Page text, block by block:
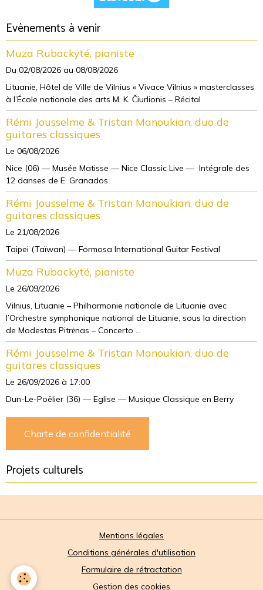
Evènements à venir
Muza Rubackyté, pianiste
Du 02/08/2026 au 08/08/2026
Lituanie, Hôtel de Ville de Vilnius « Vivace Vilnius » masterclasses
à l’École nationale des arts M. K. Čiurlionis – Récital
Rémi Jousselme & Tristan Manoukian, duo de
guitares classiques
Le 06/08/2026
Nice (06) — Musée Matisse — Nice Classic Live — Intégrale des
12 danses de E. Granados
Rémi Jousselme & Tristan Manoukian, duo de
guitares classiques
Le 21/08/2026
Taipei (Taïwan) — Formosa International Guitar Festival
Muza Rubackyté, pianiste
Le 26/09/2026
Vilnius, Lituanie – Philharmonie nationale de Lituanie avec
l’Orchestre symphonique national de Lituanie, sous la direction
de Modestas Pitrėnas – Concerto ...
Rémi Jousselme & Tristan Manoukian, duo de
guitares classiques
Le 26/09/2026 à 17:00
Dun-Le-Poëlier (36) — Eglise — Musique Classique en Berry
Charte de confidentialité
Projets culturels
Mentions légales
Conditions générales d'utilisation
Formulaire de rétractation
Gestion des cookies